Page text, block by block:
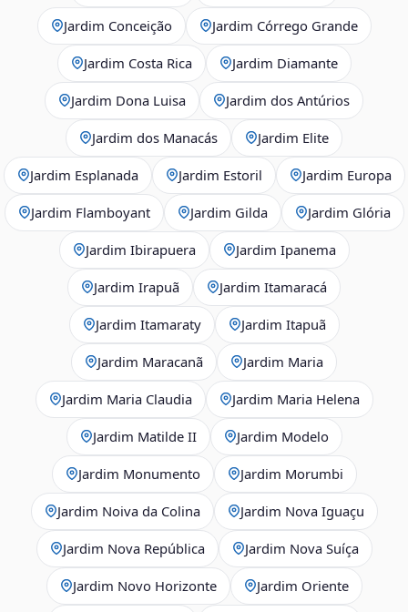
Jardim Conceição Jardim Córrego Grande
Jardim Costa Rica Jardim Diamante
Jardim Dona Luisa Jardim dos Antúrios
Jardim dos Manacás Jardim Elite
Jardim Esplanada Jardim Estoril Jardim Europa
Jardim Flamboyant Jardim Gilda Jardim Glória
Jardim Ibirapuera Jardim Ipanema
Jardim Irapuã Jardim Itamaracá
Jardim Itamaraty Jardim Itapuã
Jardim Maracanã Jardim Maria
Jardim Maria Claudia Jardim Maria Helena
Jardim Matilde II Jardim Modelo
Jardim Monumento Jardim Morumbi
Jardim Noiva da Colina Jardim Nova Iguaçu
Jardim Nova República Jardim Nova Suíça
Jardim Novo Horizonte Jardim Oriente